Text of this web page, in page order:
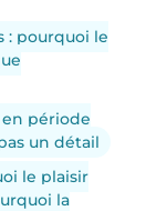
: pourquoi le
période
un détail
le plaisir
la